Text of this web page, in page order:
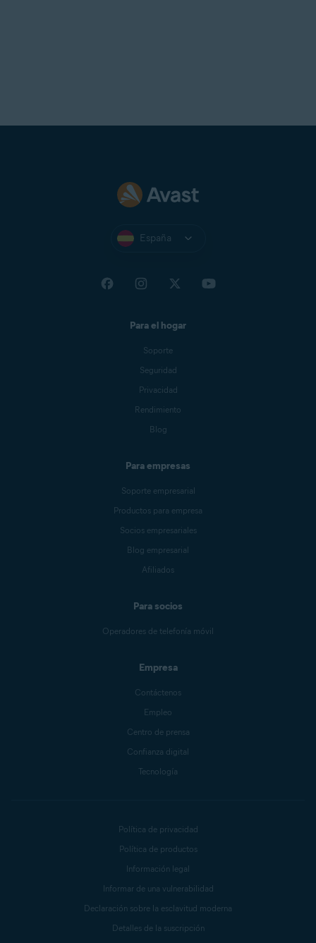
España
Para el hogar
Soporte
Seguridad
Privacidad
Rendimiento
Blog
Para empresas
Soporte empresarial
Productos para empresa
Socios empresariales
Blog empresarial
Afiliados
Para socios
Operadores de telefonía móvil
Empresa
Contáctenos
Empleo
Centro de prensa
Confianza digital
Tecnología
Política de privacidad
Política de productos
Información legal
Informar de una vulnerabilidad
Declaración sobre la esclavitud moderna
Detalles de la suscripción